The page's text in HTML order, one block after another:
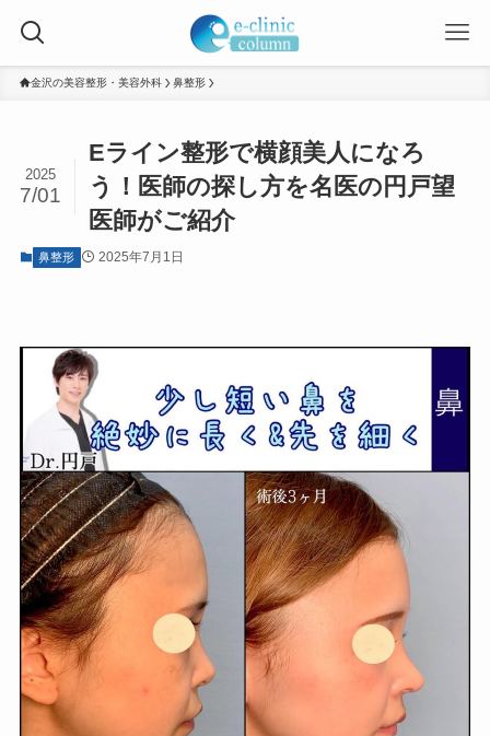
金沢の美容整形・美容外科 鼻整形
Eライン整形で横顔美人になろ
う！医師の探し方を名医の円戸望
医師がご紹介
2025
7/01
鼻整形 2025年7月1日